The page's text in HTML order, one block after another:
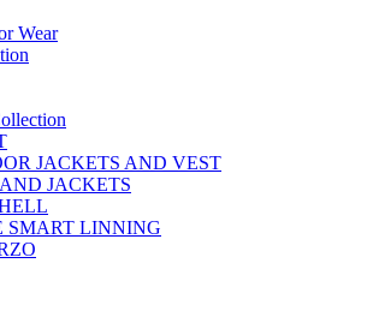
Wear
JACKETS AND VEST
JACKETS
SMART LINNING